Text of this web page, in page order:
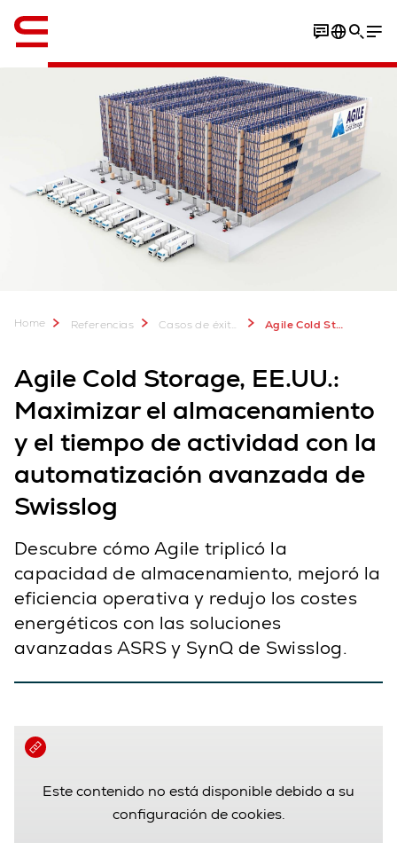
Video
Home Referencias Casos de éxito de clientes Agile Cold Storage maximiza almacenamiento con automatización Swisslog
Agile Cold Storage, EE.UU.:
Maximizar el almacenamiento
y el tiempo de actividad con la
automatización avanzada de
Swisslog
Descubre cómo Agile triplicó la
capacidad de almacenamiento, mejoró la
eficiencia operativa y redujo los costes
energéticos con las soluciones
avanzadas ASRS y SynQ de Swisslog.
Este contenido no está disponible debido a su
configuración de cookies.